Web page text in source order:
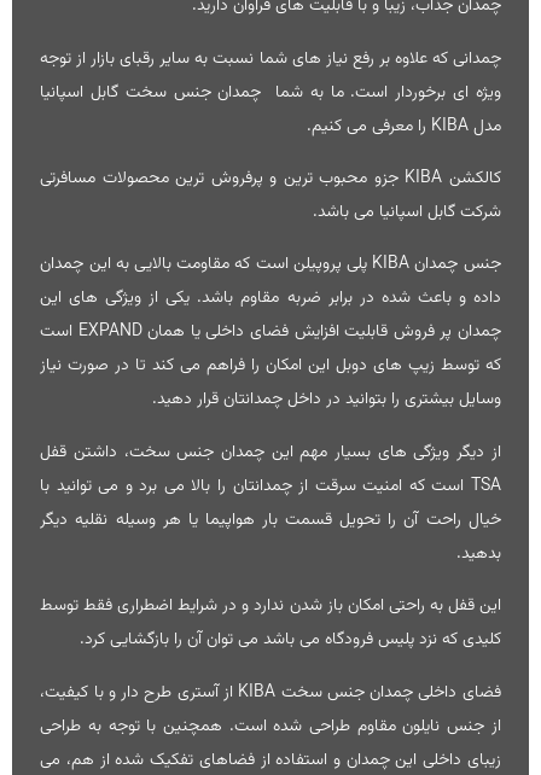
چمدان جذاب، زیبا و با قابلیت های فراوان دارید.
چمدانی که علاوه بر رفع نیاز های شما نسبت به سایر رقبای بازار از توجه
ویژه ای برخوردار است. ما به شما چمدان جنس سخت گابل اسپانیا
مدلKIBA
را معرفی می کنیم.
کالکشن KIBA جزو محبوب ترین و پرفروش ترین
محصولات مسافرتی
شرکت گابل اسپانیا می باشد.
جنس چمدان KIBA پلی پروپیلن است که مقاومت بالایی به این چمدان
داده و باعث شده در برابر ضربه مقاوم باشد. یکی از ویژگی های این
چمدان پر فروش قابلیت افزایش فضای داخلی یا همان EXPAND است
که توسط زیپ های دوبل این امکان را فراهم می کند تا در صورت نیاز
وسایل بیشتری را بتوانید در داخل چمدانتان قرار دهید.
از دیگر ویژگی های بسیار مهم این چمدان جنس سخت، داشتن قفل
TSA است که امنیت سرقت از چمدانتان را بالا می برد و می توانید با
خیال راحت آن را تحویل قسمت بار هواپیما یا هر وسیله نقلیه دیگر
بدهید.
این قفل به راحتی امکان باز شدن ندارد و در شرایط اضطراری فقط توسط
کلیدی که نزد پلیس فرودگاه می باشد می توان آن را بازگشایی کرد.
فضای داخلی چمدان جنس سخت KIBA از آستری طرح دار و با کیفیت،
از جنس نایلون مقاوم طراحی شده است. همچنین با توجه به طراحی
زیبای داخلی این چمدان و استفاده از فضاهای تفکیک شده از هم، می